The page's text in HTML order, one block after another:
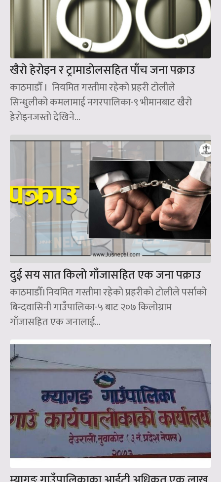
खैरो हेरोइन र ट्रामाडोलसहित पाँच जना पक्राउ
काठमाडौँ । नियमित गस्तीमा रहेको प्रहरी टोलीले
सिन्धुलीको कमलामाई नगरपालिका-९ भीमानबाट खैरो
हेरोइनजस्तो देखिने...
दुई सय सात किलो गाँजासहित एक जना पक्राउ
काठमाडौँ।नियमित गस्तीमा रहेको प्रहरीको टोलीले पर्साको
बिन्दवासिनी गाउँपालिका-५ बाट २०७ किलोग्राम
गाँजासहित एक जनालाई...